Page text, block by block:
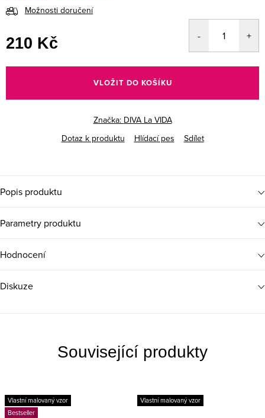
Možnosti doručení
210 Kč
cena:
VLOŽIT DO KOŠÍKU
Značka: DIVA La VIDA
Dotaz k produktu
Hlídací pes Sdílet
Popis produktu
Parametry produktu
Hodnocení
Diskuze
Související produkty
Vlastní malovaný vzor
Bestseller
Vlastní malovaný vzor